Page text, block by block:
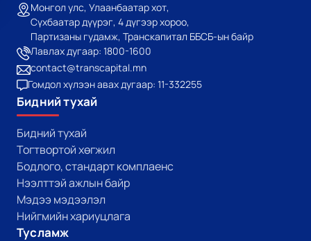
Монгол улс, Улаанбаатар хот,
Сүхбаатар дүүрэг, 4 дүгээр хороо,
Партизаны гудамж, Транскапитал ББСБ-ын байр
Лавлах дугаар: 1800-1600
contact@transcapital.mn
Гомдол хүлээн авах дугаар: 11-332255
Бидний тухай
Бидний тухай
Тогтвортой хөгжил
Бодлого, стандарт комплаенс
Нээлттэй ажлын байр
Мэдээ мэдээлэл
Нийгмийн хариуцлага
Тусламж